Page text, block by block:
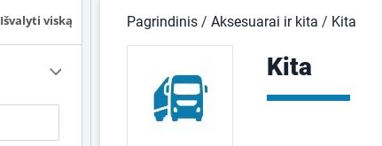
Išvalyti viską Pagrindinis / Aksesuarai ir kita / Kita
Kita